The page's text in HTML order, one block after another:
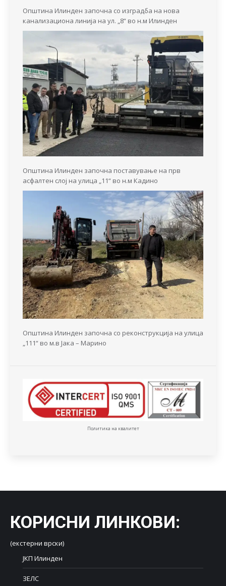
Општина Илинден започна со изградба на нова
канализациона линија на ул. „8“ во н.м Илинден
Општина Илинден започна поставување на прв
асфалтен слој на улица „11“ во н.м Кадино
Општина Илинден започна со реконструкција на улица
„111“ во м.в Јака – Марино
Политика на квалитет
КОРИСНИ ЛИНКОВИ:
(екстерни врски)
ЈКП Илинден
ЗЕЛС